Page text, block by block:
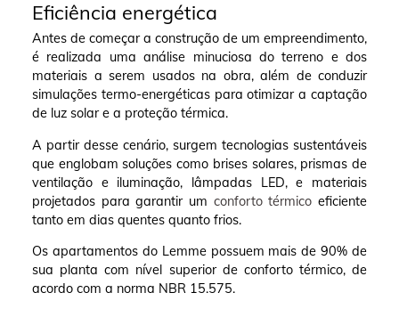
Eficiência energética
Antes de começar a construção de um empreendimento,
é realizada uma análise minuciosa do terreno e dos
materiais a serem usados na obra, além de conduzir
simulações termo-energéticas para otimizar a captação
de luz solar e a proteção térmica.
A partir desse cenário, surgem tecnologias sustentáveis
que englobam soluções como brises solares, prismas de
ventilação e iluminação, lâmpadas LED, e materiais
projetados para garantir um conforto térmico eficiente
tanto em dias quentes quanto frios.
Os apartamentos do Lemme possuem mais de 90% de
sua planta com nível superior de conforto térmico, de
acordo com a norma NBR 15.575.